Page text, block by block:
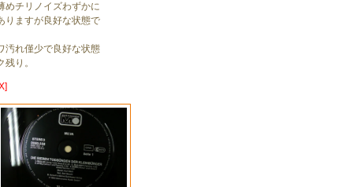
めチリノイズわずかに
りますが良好な状態で
汚れ僅少で良好な状態
り。